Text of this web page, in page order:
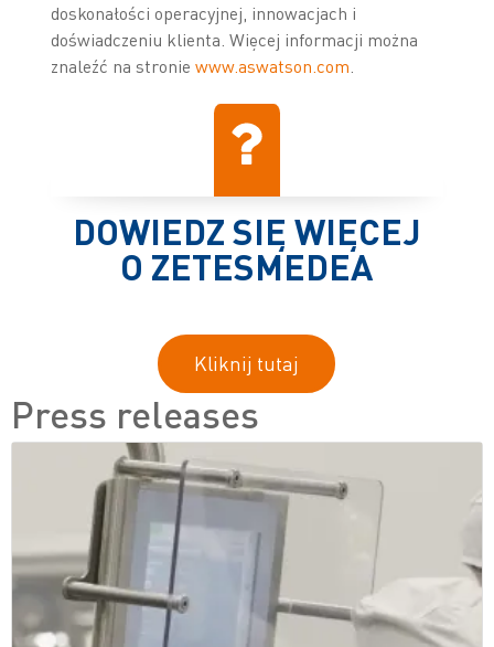
doskonałości operacyjnej, innowacjach i
doświadczeniu klienta. Więcej informacji można
znaleźć na stronie www.aswatson.com.
DOWIEDZ SIĘ WIĘCEJ
O ZETESMEDEA
Kliknij tutaj
Press releases